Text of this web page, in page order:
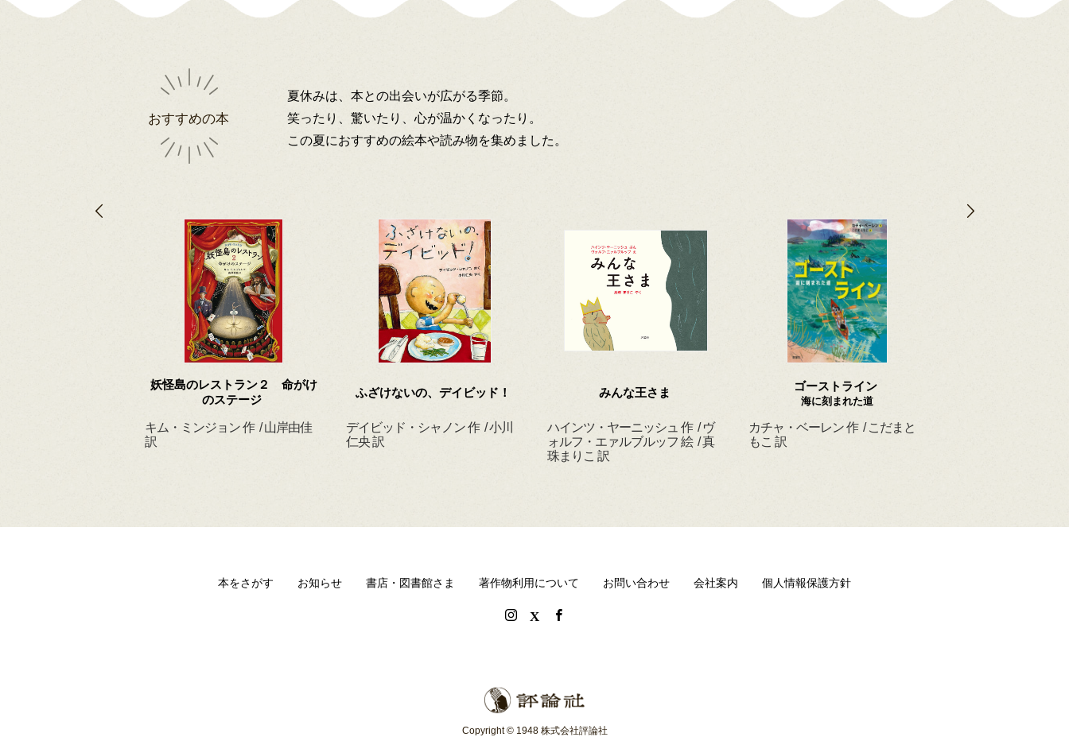
おすすめの本
夏休みは、本との出会いが広がる季節。
笑ったり、驚いたり、心が温かくなったり。
この夏におすすめの絵本や読み物を集めました。
妖怪島のレストラン２ 命がけ
のステージ
キム・ミンジョン 作 / 山岸由佳
訳
ふざけないの、デイビッド！
デイビッド・シャノン 作 / 小川
仁央 訳
みんな王さま
ハインツ・ヤーニッシュ 作 / ヴ
ォルフ・エァルブルッフ 絵 / 真
珠まりこ 訳
ゴーストライン
海に刻まれた道
カチャ・ベーレン 作 / こだまと
もこ 訳
本をさがす お知らせ 書店・図書館さま 著作物利用について お問い合わせ 会社案内 個人情報保護方針
Copyright © 1948 株式会社評論社